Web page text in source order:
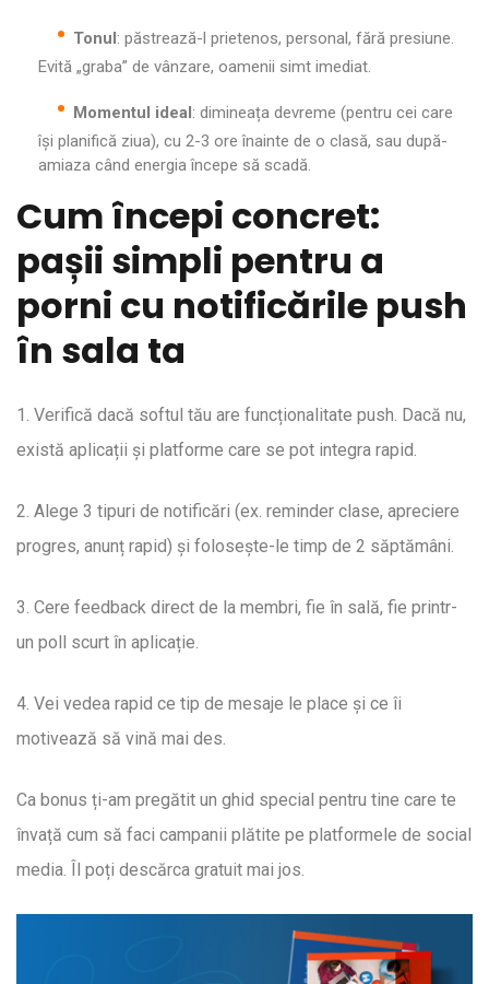
Tonul: păstrează-l prietenos, personal, fără presiune.
Evită „graba” de vânzare, oamenii simt imediat.
Momentul ideal: dimineața devreme (pentru cei care
își planifică ziua), cu 2-3 ore înainte de o clasă, sau după-
amiaza când energia începe să scadă.
Cum începi concret:
pașii simpli pentru a
porni cu notificările push
în sala ta
1. Verifică dacă softul tău are funcționalitate push. Dacă nu,
există aplicații și platforme care se pot integra rapid.
2. Alege 3 tipuri de notificări (ex. reminder clase, apreciere
progres, anunț rapid) și folosește-le timp de 2 săptămâni.
3. Cere feedback direct de la membri, fie în sală, fie printr-
un poll scurt în aplicație.
4. Vei vedea rapid ce tip de mesaje le place și ce îi
motivează să vină mai des.
Ca bonus ți-am pregătit un ghid special pentru tine care te
învață cum să faci campanii plătite pe platformele de social
media. Îl poți descărca gratuit mai jos.